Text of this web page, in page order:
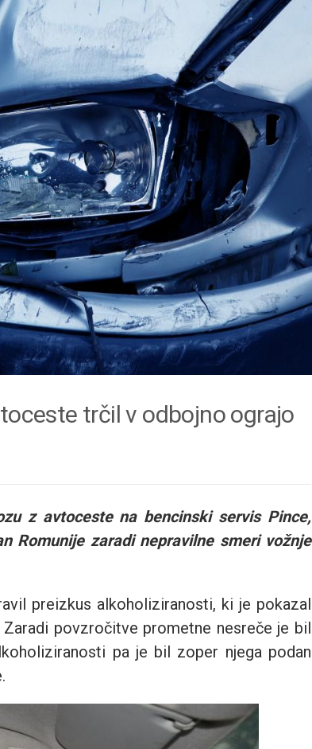
trčil v odbojno ograjo
z avtoceste na bencinski servis Pince,
Romunije zaradi nepravilne smeri vožnje
preizkus alkoholiziranosti, ki je pokazal
povzročitve prometne nesreče je bil
pa je bil zoper njega podan